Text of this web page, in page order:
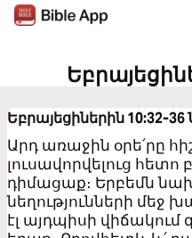
Եբրայեցիներին 10:32-36
Արդ առաջին օրե՛րը
լուսավորվելուց
դիմացաք։ Երբեմն
նեղությունների մեջ
էլ այդպիսի